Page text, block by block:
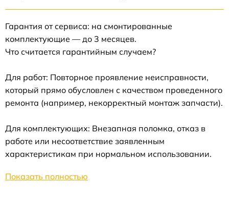
Гарантия от сервиса: на смонтированные
комплектующие — до 3 месяцев.
Что считается гарантийным случаем?
Для работ: Повторное проявление неисправности,
который прямо обусловлен с качеством проведенного
ремонта (например, некорректный монтаж запчасти).
Для комплектующих: Внезапная поломка, отказ в
работе или несоответствие заявленным
характеристикам при нормальном использовании.
Показать полностью